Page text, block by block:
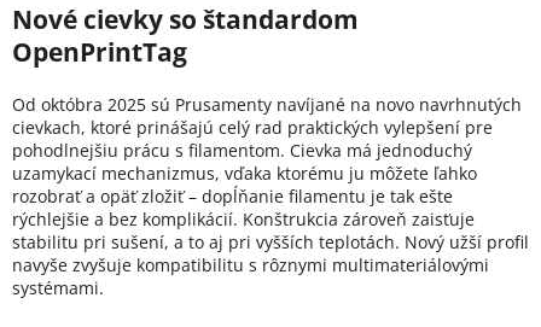
Nové cievky so štandardom
OpenPrintTag
Od októbra 2025 sú Prusamenty navíjané na novo navrhnutých
cievkach, ktoré prinášajú celý rad praktických vylepšení pre
pohodlnejšiu prácu s filamentom. Cievka má jednoduchý
uzamykací mechanizmus, vďaka ktorému ju môžete ľahko
rozobrať a opäť zložiť – dopĺňanie filamentu je tak ešte
rýchlejšie a bez komplikácií. Konštrukcia zároveň zaisťuje
stabilitu pri sušení, a to aj pri vyšších teplotách. Nový užší profil
navyše zvyšuje kompatibilitu s rôznymi multimateriálovými
systémami.